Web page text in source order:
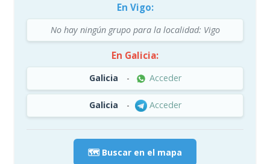
En Vigo:
No hay ningún grupo para la localidad: Vigo
En Galicia:
Galicia - Acceder
Galicia - Acceder
🗺️ Buscar en el mapa